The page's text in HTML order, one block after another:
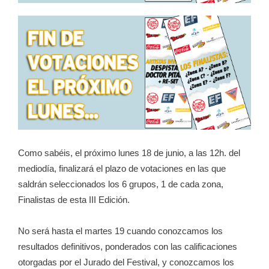
Como sabéis, el próximo lunes 18 de junio, a las 12h. del
mediodía, finalizará el plazo de votaciones en las que
saldrán seleccionados los 6 grupos, 1 de cada zona,
Finalistas de esta III Edición.
No será hasta el martes 19 cuando conozcamos los
resultados definitivos, ponderados con las calificaciones
otorgadas por el Jurado del Festival, y conozcamos los